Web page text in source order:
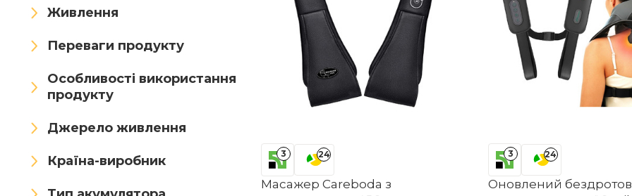
TaimeiMao THERAGUN
Thumper
Живлення
Переваги продукту
Особливості використання
продукту
Джерело живлення
Країна-виробник 3 24
Масажер Careboda з
3 24
Оновлений